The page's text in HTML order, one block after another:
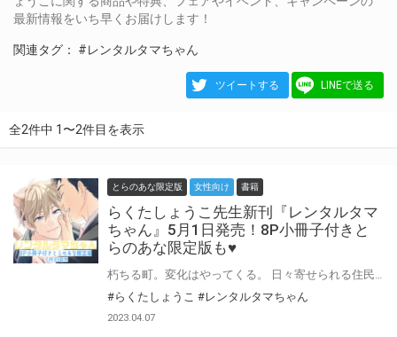
最新情報をいち早くお届けします！
関連タグ： #レンタルタマちゃん
ツイートする LINEで送る
全2件中 1〜2件目を表示
とらのあな限定版 女性向け 書籍
らくたしょうこ先生新刊『レンタルタマ
ちゃん』5月1日発売！8P小冊子付きと
らのあな限定版も♥
#らくたしょうこ #レンタルタマちゃん
2023.04.07